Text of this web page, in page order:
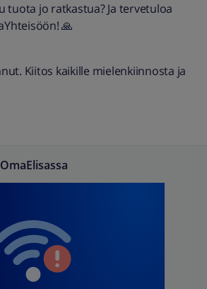
tuota jo ratkastua? Ja tervetuloa
🙏
Kiitos kaikille mielenkiinnosta ja